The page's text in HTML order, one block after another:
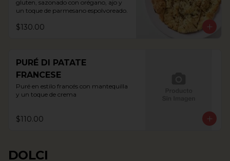
gluten, sazonado con orégano, ajo y
un toque de parmesano espolvoreado.
$130.00
PURÉ DI PATATE
FRANCESE
Puré en estilo francés con mantequilla
y un toque de crema
$110.00
DOLCI